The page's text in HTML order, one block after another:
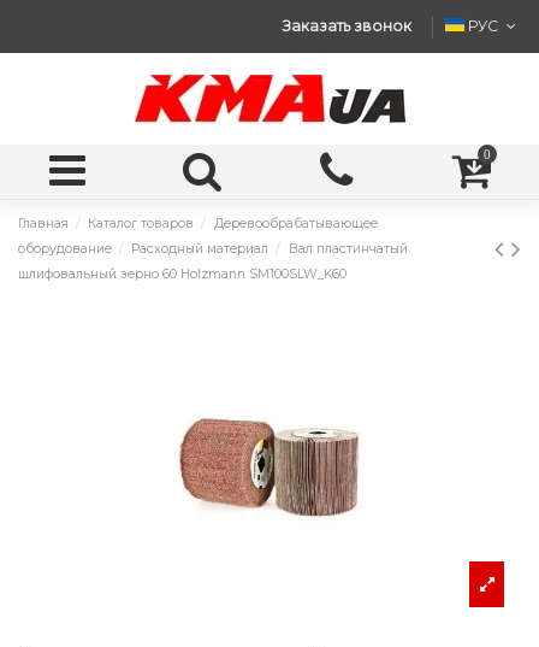
Заказать звонок РУС
0
Главная Каталог товаров
Деревообрабатывающее
оборудование
Расходный материал
Вал пластинчатый
шлифовальный зерно 60 Holzmann SM100SLW_K60